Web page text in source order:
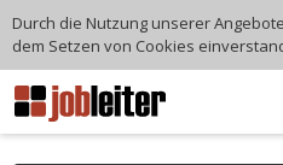
Durch die Nutzung unserer
dem Setzen von Cookies